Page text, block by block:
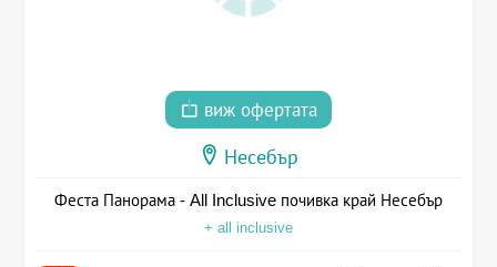
виж офертата
Несебър
Феста Панорама - All Inclusive почивка край Несебър
+ all inclusive